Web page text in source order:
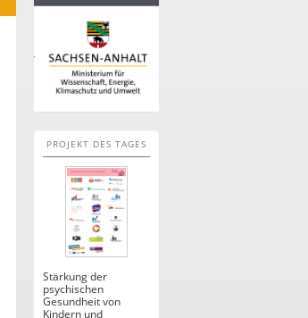
PROJEKT DES TAGES
Stärkung der
psychischen
Gesundheit von
Kindern und